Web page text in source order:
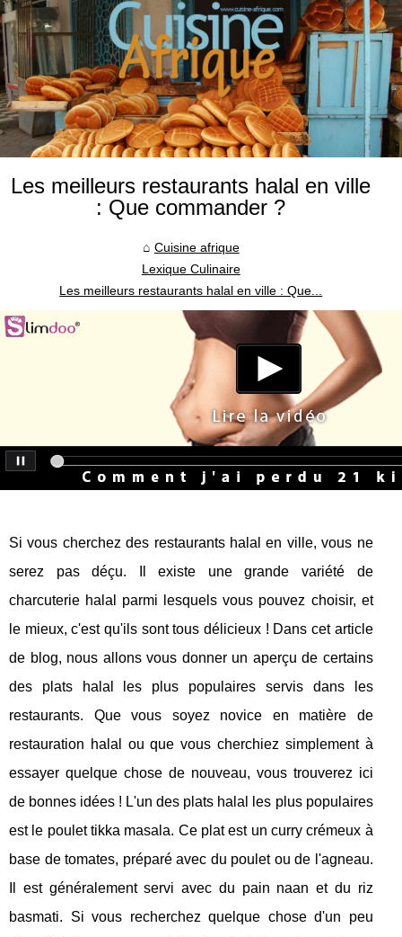
Les meilleurs restaurants halal en ville
: Que commander ?
Cuisine afrique
Lexique Culinaire
Les meilleurs restaurants halal en ville : Que...
Si vous cherchez des restaurants halal en ville, vous ne
serez pas déçu. Il existe une grande variété de
charcuterie halal parmi lesquels vous pouvez choisir, et
le mieux, c'est qu'ils sont tous délicieux ! Dans cet article
de blog, nous allons vous donner un aperçu de certains
des plats halal les plus populaires servis dans les
restaurants. Que vous soyez novice en matière de
restauration halal ou que vous cherchiez simplement à
essayer quelque chose de nouveau, vous trouverez ici
de bonnes idées ! L'un des plats halal les plus populaires
est le poulet tikka masala. Ce plat est un curry crémeux à
base de tomates, préparé avec du poulet ou de l'agneau.
Il est généralement servi avec du pain naan et du riz
basmati. Si vous recherchez quelque chose d'un peu